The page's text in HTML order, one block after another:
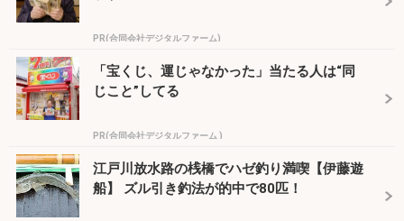
PR(合同会社デジタルファーム)
「宝くじ、運じゃなかった」当たる人は“同
じこと”してる
PR(合同会社デジタルファーム )
江戸川放水路の桟橋でハゼ釣り満喫【伊藤遊
船】 ズル引き釣法が的中で80匹！